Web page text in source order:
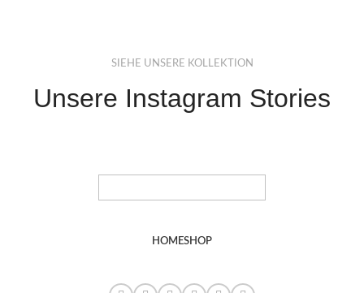
SIEHE UNSERE KOLLEKTION
Unsere Instagram Stories
HOMESHOP